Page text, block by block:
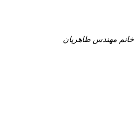
خانم مهندس طاهریان